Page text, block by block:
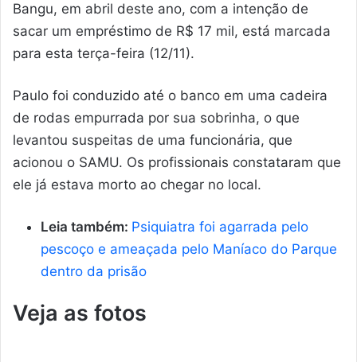
Bangu, em abril deste ano, com a intenção de
sacar um empréstimo de R$ 17 mil, está marcada
para esta terça-feira (12/11).
Paulo foi conduzido até o banco em uma cadeira
de rodas empurrada por sua sobrinha, o que
levantou suspeitas de uma funcionária, que
acionou o SAMU. Os profissionais constataram que
ele já estava morto ao chegar no local.
Leia também: Psiquiatra foi agarrada pelo
pescoço e ameaçada pelo Maníaco do Parque
dentro da prisão
Veja as fotos